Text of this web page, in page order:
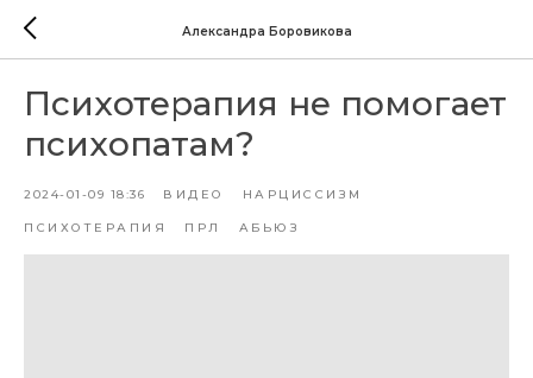
Александра Боровикова
Психотерапия не помогает
психопатам?
2024-01-09 18:36 ВИДЕО НАРЦИССИЗМ
ПСИХОТЕРАПИЯ ПРЛ АБЬЮЗ